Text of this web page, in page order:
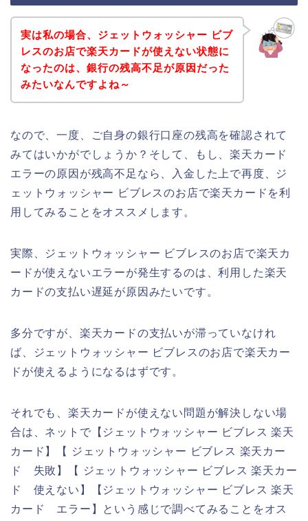
実は私の場合、ジェットウォッシャー ビブ
レスのお店で楽天カードが使えない状態に
なったのは、銀行の残高不足が原因だった
みたいなんですよね～
なので、一度、ご自身の銀行口座の残高を確認されて
みてはいかがでしょうか？そして、もし、楽天カード
エラーの原因が残高不足なら、入金した上で再度、ジ
ェットウォッシャー ビブレスのお店で楽天カードを利
用してみることをオススメします。
実際、ジェットウォッシャー ビブレスのお店で楽天カ
ードが使えないエラーが発生するのは、利用した楽天
カードの支払い遅延が原因みたいです。
多分ですが、楽天カードの支払いが滞っていなけれ
ば、ジェットウォッシャー ビブレスのお店で楽天カー
ドが使えるようになるはずです。
それでも、楽天カードが使えない問題が解決しない場
合は、ネットで【ジェットウォッシャー ビブレス 楽天
カード】【 ジェットウォッシャー ビブレス 楽天カー
ド 失敗】【 ジェットウォッシャー ビブレス 楽天カー
ド 使えない】【ジェットウォッシャー ビブレス 楽天
カード エラー】という感じで調べてみることをオス